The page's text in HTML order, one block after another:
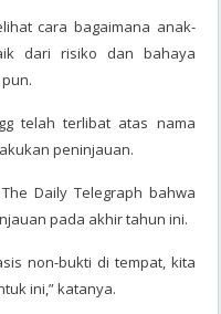
cara bagaimana anak-
dari risiko dan bahaya
telah terlibat atas nama
peninjauan.
Daily Telegraph bahwa
pada akhir tahun ini.
non-bukti di tempat, kita
ini,” katanya.